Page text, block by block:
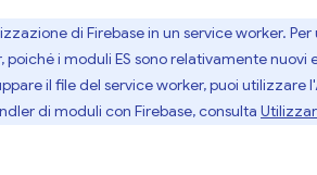
di Firebase in un service worker.
poiché i moduli ES sono relativamente
il file del service worker, puoi
di moduli con Firebase, consulta